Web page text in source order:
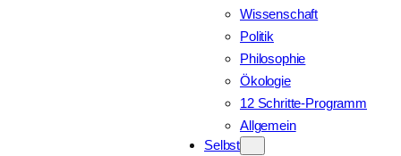
Wissenschaft
Politik
Philosophie
Ökologie
12 Schritte-Programm
Allgemein
Selbst